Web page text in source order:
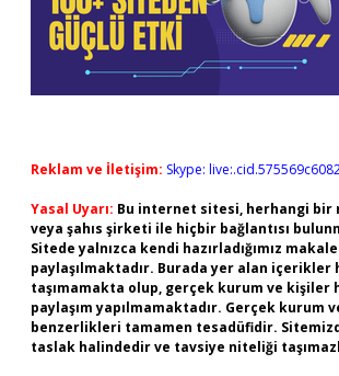
Reklam ve İletişim: Skype:
Yasal Uyarı: Bu internet sitesi, herhangi bir
veya şahıs şirketi ile hiçbir bağlantısı
Sitede yalnızca kendi hazırladığımız
paylaşılmaktadır. Burada yer alan içerikler
taşımamakta olup, gerçek kurum ve kişiler
paylaşım yapılmamaktadır. Gerçek kurum
benzerlikleri tamamen tesadüfidir.
taslak halindedir ve tavsiye niteliği